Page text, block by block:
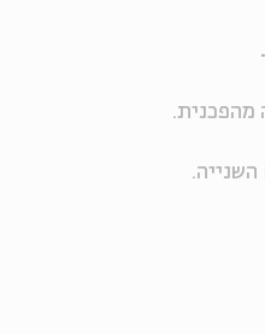
מהפכנית.